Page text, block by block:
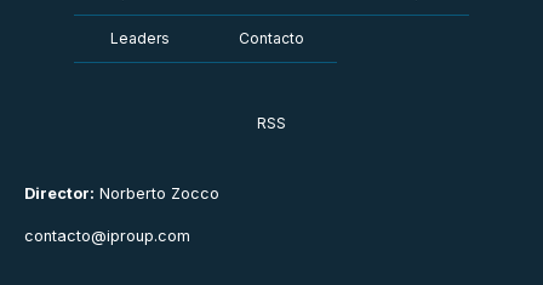
Director: Norberto Zocco
contacto@iproup.com
Leaders Contacto
RSS